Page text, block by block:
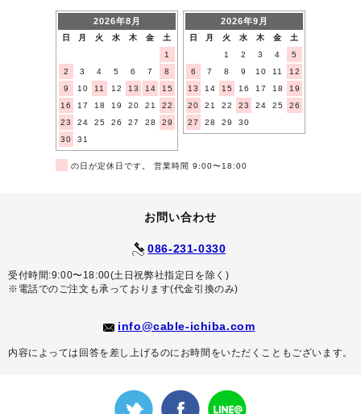
2026年8月
日 月 火 水 木 金
土
1
2
3 4 5 6 7
8
9
10 11 12 13 14
15
16
17 18 19 20 21
22
23
24 25 26 27 28
29
30
31
2026年9月
日 月 火 水 木 金
土
1
2 3 4
5
6
7 8 9 10 11
12
13
14 15 16 17 18
19
20
21 22 23 24 25
26
27
28 29 30
の日が定休日です。 営業時間 9:00〜18:00
お問い合わせ
086-231-0330
受付時間:9:00〜18:00(土日祝弊社指定日を除く)
※電話でのご注文も承っております(代金引換のみ)
info@cable-ichiba.com
内容によっては回答を差し上げるのにお時間をいただくこともございます。